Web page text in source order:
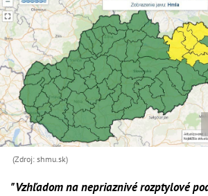
(Zdroj: shmu.sk)
"Vzhľadom na nepriaznivé rozptylové